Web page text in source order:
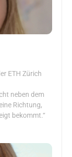
ETH Zürich
neben dem
Richtung,
bekommt.“